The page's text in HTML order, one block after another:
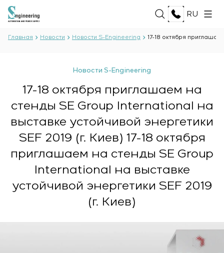
RU
История
Производственный комплекс
Документы
Отзывы и награды
Новости
УСЛУГИ
ВСЕ УСЛУГИ
Разработка проектной документации
Разработка программного обеспечения
электротехнической лаборатории
Производство и поставка оборудования
заказчику
Монтаж оборудования
Пуско-наладочные работы
РЕШЕНИЯ
ВСЕ РЕШЕНИЯ
Нефть и газ
Пищевая промышленность
Энергетика
Целлюлозно-бумажная промышленность
Тяжёлая промышленность
ТЕХНОЛОГИИ
ПРОЕКТЫ
Главная Новости Новости S-Engineering 17-18 октября
Новости S-Engineering
17-18 октября приглашаем на
стенды SE Group International на
выставке устойчивой энергетики
SEF 2019 (г. Киев) 17-18 октября
приглашаем на стенды SE Group
International на выставке
устойчивой энергетики SEF 2019
(г. Киев)